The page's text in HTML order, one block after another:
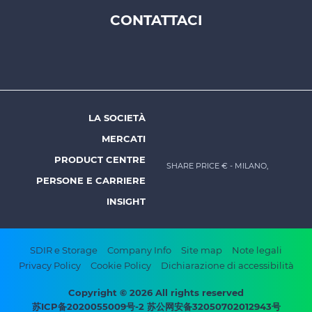
Prysmian
CONTATTACI
Footer
menu
-
Prysmian
LA SOCIETÀ
MERCATI
PRODUCT CENTRE
PERSONE E CARRIERE
INSIGHT
SHARE PRICE € - MILANO,
Footer
bottom
menu
SDIR e Storage Company Info Site map
Note legali
Privacy Policy
Cookie Policy Dichiarazione di accessibilità
Copyright © 2026 All rights reserved
苏ICP备2020055009号-2 苏公网安备32050702012943号